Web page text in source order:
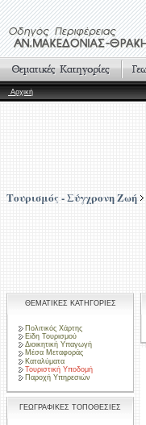
Αρχική
Τουρισμός - Σύγχρονη Ζωή
ΘΕΜΑΤΙΚΕΣ ΚΑΤΗΓΟΡΙΕΣ
Πολιτικός Χάρτης
Είδη Τουρισμού
Διοικητική Υπαγωγή
Μέσα Μεταφοράς
Καταλύματα
Τουριστική Υποδομή
Παροχή Υπηρεσιών
ΓΕΩΓΡΑΦΙΚΕΣ ΤΟΠΟΘΕΣΙΕΣ